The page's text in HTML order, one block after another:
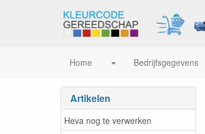
Home Bedrijfsgegevens
Artikelen
Heva nog te verwerken